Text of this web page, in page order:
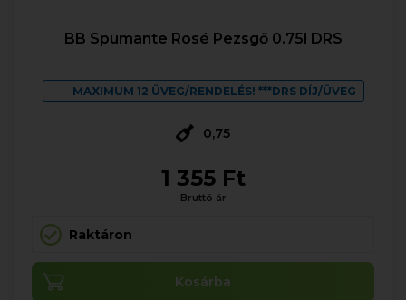
BB Spumante Rosé Pezsgő 0.75l DRS
MAXIMUM 12 ÜVEG/RENDELÉS! ***DRS DÍJ/ÜVEG
0,75
1 355 Ft
Bruttó ár
Raktáron
Kosárba